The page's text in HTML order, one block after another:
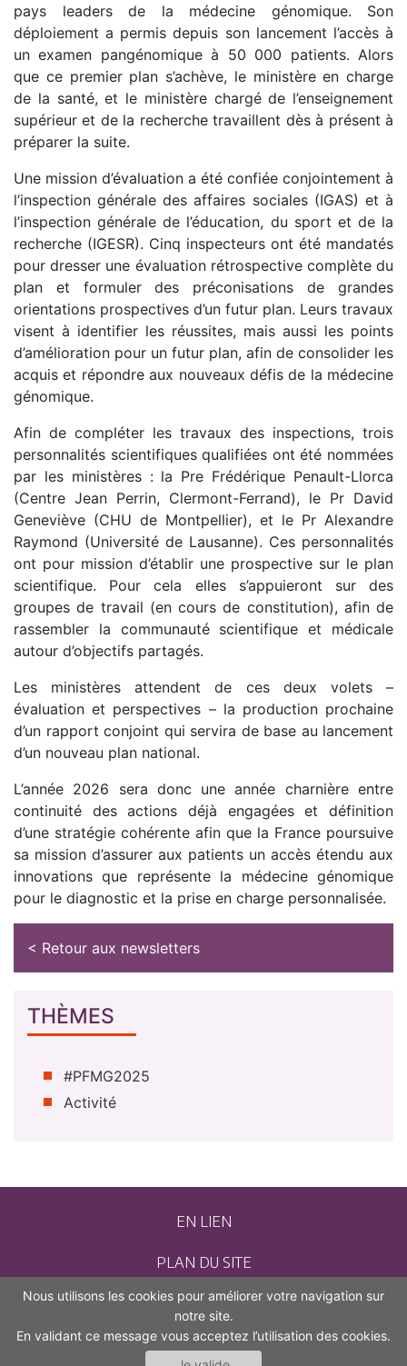
pays leaders de la médecine génomique. Son
déploiement a permis depuis son lancement l’accès à
un examen pangénomique à 50 000 patients. Alors
que ce premier plan s’achève, le ministère en charge
de la santé, et le ministère chargé de l’enseignement
supérieur et de la recherche travaillent dès à présent à
préparer la suite.
Une mission d’évaluation a été confiée conjointement à
l’inspection générale des affaires sociales (IGAS) et à
l’inspection générale de l’éducation, du sport et de la
recherche (IGESR). Cinq inspecteurs ont été mandatés
pour dresser une évaluation rétrospective complète du
plan et formuler des préconisations de grandes
orientations prospectives d’un futur plan. Leurs travaux
visent à identifier les réussites, mais aussi les points
d’amélioration pour un futur plan, afin de consolider les
acquis et répondre aux nouveaux défis de la médecine
génomique.
Afin de compléter les travaux des inspections, trois
personnalités scientifiques qualifiées ont été nommées
par les ministères : la Pre Frédérique Penault-Llorca
(Centre Jean Perrin, Clermont-Ferrand), le Pr David
Geneviève (CHU de Montpellier), et le Pr Alexandre
Raymond (Université de Lausanne). Ces personnalités
ont pour mission d’établir une prospective sur le plan
scientifique. Pour cela elles s’appuieront sur des
groupes de travail (en cours de constitution), afin de
rassembler la communauté scientifique et médicale
autour d’objectifs partagés.
Les ministères attendent de ces deux volets –
évaluation et perspectives – la production prochaine
d’un rapport conjoint qui servira de base au lancement
d’un nouveau plan national.
L’année 2026 sera donc une année charnière entre
continuité des actions déjà engagées et définition
d’une stratégie cohérente afin que la France poursuive
sa mission d’assurer aux patients un accès étendu aux
innovations que représente la médecine génomique
pour le diagnostic et la prise en charge personnalisée.
< Retour aux newsletters
THÈMES
#PFMG2025
Activité
EN LIEN
PLAN DU SITE
CONTACT
MENTIONS LÉGALES
Nous utilisons les cookies pour améliorer votre navigation sur
notre site.
En validant ce message vous acceptez l’utilisation des cookies.